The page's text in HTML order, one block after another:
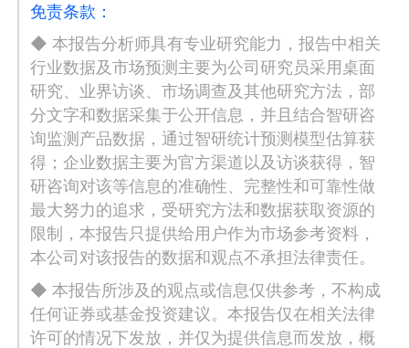
免责条款：
◆ 本报告分析师具有专业研究能力，报告中相关
行业数据及市场预测主要为公司研究员采用桌面
研究、业界访谈、市场调查及其他研究方法，部
分文字和数据采集于公开信息，并且结合智研咨
询监测产品数据，通过智研统计预测模型估算获
得；企业数据主要为官方渠道以及访谈获得，智
研咨询对该等信息的准确性、完整性和可靠性做
最大努力的追求，受研究方法和数据获取资源的
限制，本报告只提供给用户作为市场参考资料，
本公司对该报告的数据和观点不承担法律责任。
◆ 本报告所涉及的观点或信息仅供参考，不构成
任何证券或基金投资建议。本报告仅在相关法律
许可的情况下发放，并仅为提供信息而发放，概